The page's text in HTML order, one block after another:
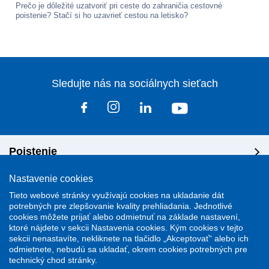
Nastavenie cookies
Tieto webové stránky využívajú cookies na ukladanie dát
potrebných pre zlepšovanie kvality prehliadania. Jednotlivé
cookies môžete prijať alebo odmietnuť na základe nastavení,
ktoré nájdete v sekcii Nastavenia cookies. Kým cookies v tejto
sekcii nenastavíte, nekliknete na tlačidlo „Akceptovať“ alebo ich
odmietnete, nebudú sa ukladať, okrem cookies potrebných pre
technický chod stránky.
Prečo je dôležité uzatvoriť pri ceste do zahraničia cestovné
poistenie? Stačí si ho uzavrieť cestou na letisko?
Sledujte nás na sociálnych sieťach
Poistenie
Riešenie škôd
Dôležité odkazy